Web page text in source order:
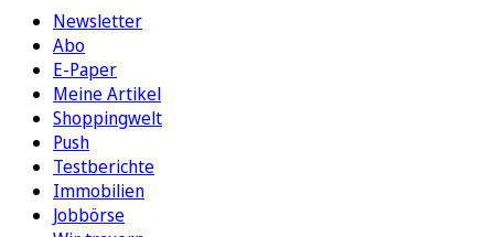
Newsletter
Abo
E-Paper
Meine Artikel
Shoppingwelt
Push
Testberichte
Immobilien
Jobbörse